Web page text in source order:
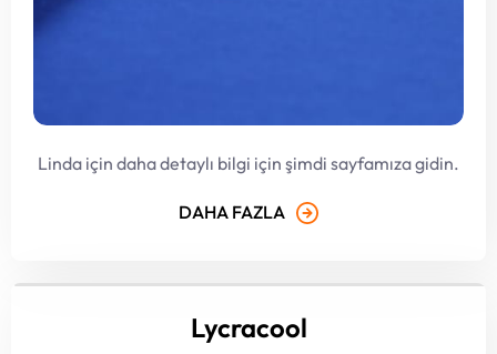
Linda için daha detaylı bilgi için şimdi sayfamıza gidin.
DAHA FAZLA
Lycracool